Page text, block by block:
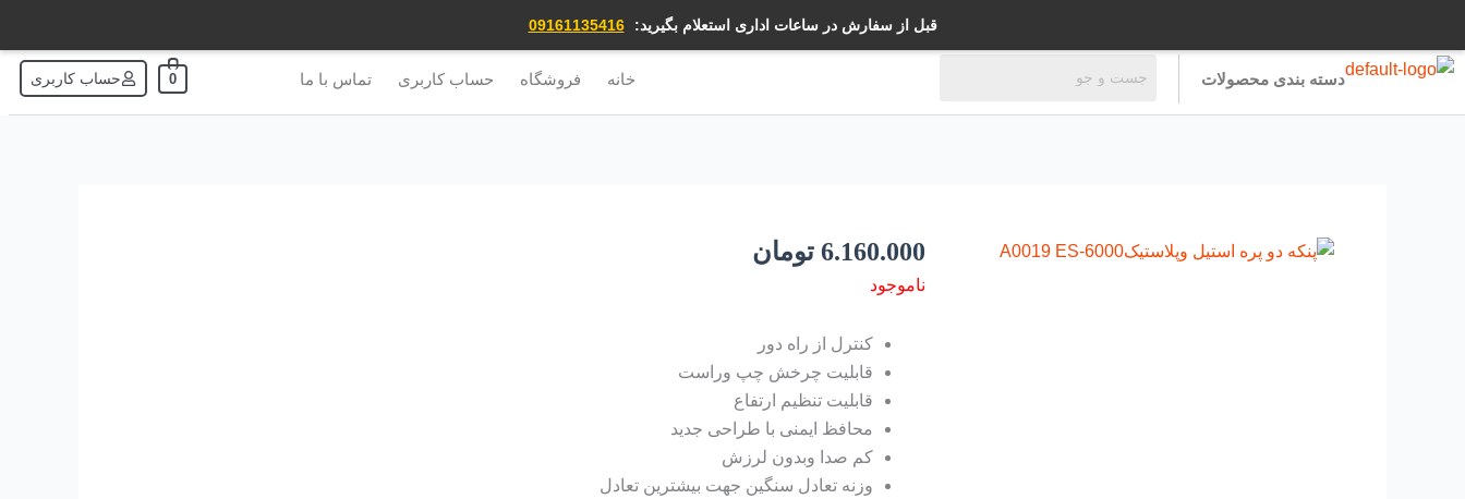
قبل از سفارش در ساعات اداری استعلام بگیرید: 09161135416
محتوا
دسته بندی محصولات خانه فروشگاه حساب کاربری تماس با ما 0 حساب کاربری
6.160.000 تومان
ناموجود
کنترل از راه دور
قابلیت چرخش چپ وراست
قابلیت تنظیم ارتفاع
محافظ ایمنی با طراحی جدید
کم صدا وبدون لرزش
وزنه تعادل سنگین جهت بیشترین تعادل